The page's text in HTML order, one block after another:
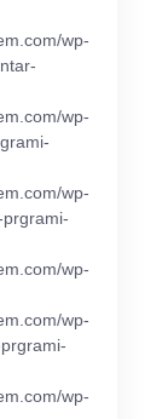
wp-
wp-
wp-
wp-
wp-
wp-